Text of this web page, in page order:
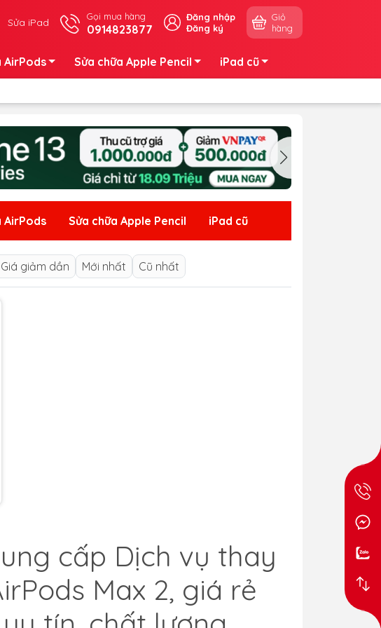
Sửa iPad Gọi mua hàng
0914823877
Đăng nhập
Đăng ký
Giỏ
hàng
AirPods Sửa chữa Apple Pencil iPad cũ
AirPods Sửa chữa Apple Pencil iPad cũ
Giá giảm dần Mới nhất Cũ nhất
cấp Dịch vụ thay
Max 2, giá rẻ